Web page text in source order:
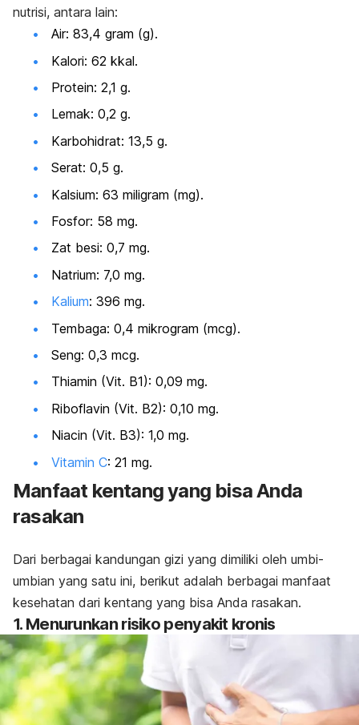
nutrisi, antara lain:
Air: 83,4 gram (g).
Kalori: 62 kkal.
Protein: 2,1 g.
Lemak: 0,2 g.
Karbohidrat: 13,5 g.
Serat: 0,5 g.
Kalsium: 63 miligram (mg).
Fosfor: 58 mg.
Zat besi: 0,7 mg.
Natrium: 7,0 mg.
Kalium: 396 mg.
Tembaga: 0,4 mikrogram (mcg).
Seng: 0,3 mcg.
Thiamin (Vit. B1): 0,09 mg.
Riboflavin (Vit. B2): 0,10 mg.
Niacin (Vit. B3): 1,0 mg.
Vitamin C: 21 mg.
Manfaat kentang yang bisa Anda
rasakan
Dari berbagai kandungan gizi yang dimiliki oleh umbi-
umbian yang satu ini, berikut adalah berbagai manfaat
kesehatan dari kentang yang bisa Anda rasakan.
1. Menurunkan risiko penyakit kronis